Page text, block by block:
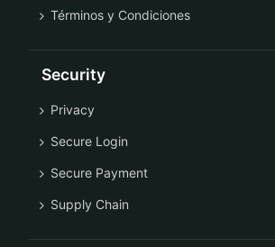
Términos y Condiciones
Security
Privacy
Secure Login
Secure Payment
Supply Chain